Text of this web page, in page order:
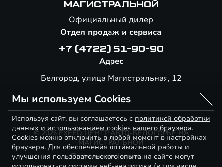
МАГИСТРАЛЬНОЙ
Официальный дилер
Отдел продаж и сервиса
+7 (4722) 51-90-90
Адрес
Белгород, улица Магистральная, 12
© 2026 EXEED ЦЕНТР АВТО-БЕЛОГОРЬЕ НА
МАГИСТРАЛЬНОЙ
Правовая информация
Мы используем Cookies
Используя сайт, вы соглашаетесь с политикой обработки
данных и использованием cookies вашего браузера.
Cookies можно отключить в любой момент в настройках
браузера. Для обеспечения оптимальной работы и
улучшения пользовательского опыта на сайте могут